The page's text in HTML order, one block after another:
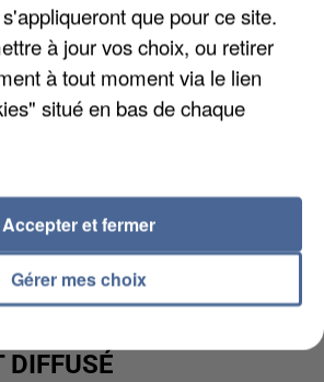
300 000 CLIENTS DÉROBÉES À
UNE...
DIFFUSÉ
que pour ce site.
à jour vos choix, ou retirer
à tout moment via le lien
situé en bas de chaque
Gérer mes choix
Accepter et fermer